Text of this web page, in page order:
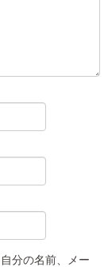
分の名前、メー